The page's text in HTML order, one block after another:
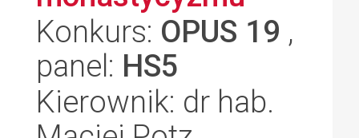
Konkurs: OPUS 19 ,
panel: HS5
Kierownik: dr hab.